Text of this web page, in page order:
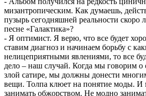
мизантропическим. Как думаешь,
пузырь сегодняшней реальности скоро
песне «Галактика»?
- Я оптимист. Я верю, что все будет
ставим диагноз и начинаем борьбу с
нелицеприятными явлениями, то все
дело – наш случай. Когда мы говорим о
злой сатире, мы должны донести
вещи. Толпа клюет на понятие моды.
занимать обжорством. Не модно